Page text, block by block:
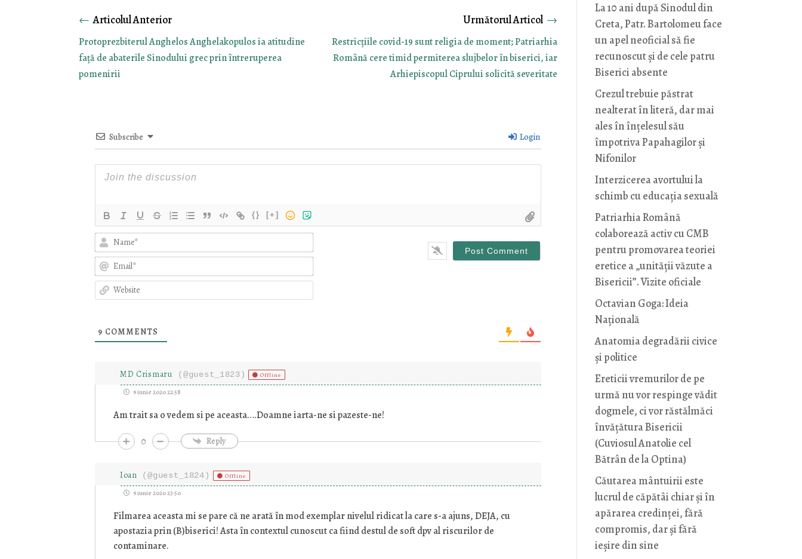
←
Protoprezbiterul Anghelos Anghelakopulos ia atitudine
față de abaterile Sinodului grec prin întreruperea
pomenirii
Restricțiile covid-19 sunt religia de moment; Patriarhia
Română cere timid permiterea slujbelor în biserici, iar
Arhiepiscopul Ciprului solicită severitate
→
Subscribe Login
{} [+]
9 COMMENTS
MD Crismaru (@guest_1823) Offline
9 iunie 2020 22:58
Am trait sa o vedem si pe aceasta….Doamne iarta-ne si pazeste-ne!
0
Reply
Ioan (@guest_1824) Offline
9 iunie 2020 23:50
Filmarea aceasta mi se pare că ne arată în mod exemplar nivelul ridicat la care s-a ajuns, DEJA, cu
apostazia prin (B)biserici! Asta în contextul cunoscut ca fiind destul de soft dpv al riscurilor de
contaminare.
La 10 ani după Sinodul din
Creta, Patr. Bartolomeu face
un apel neoficial să fie
recunoscut și de cele patru
Biserici absente
Crezul trebuie păstrat
nealterat în literă, dar mai
ales în înțelesul său
împotriva Papahagilor și
Nifonilor
Interzicerea avortului la
schimb cu educaţia sexuală
Patriarhia Română
colaborează activ cu CMB
pentru promovarea teoriei
eretice a „unității văzute a
Bisericii”. Vizite oficiale
Octavian Goga: Ideia
Naţională
Anatomia degradării civice
și politice
Ereticii vremurilor de pe
urmă nu vor respinge vădit
dogmele, ci vor răstălmăci
învățătura Bisericii
(Cuviosul Anatolie cel
Bătrân de la Optina)
Căutarea mântuirii este
lucrul de căpătâi chiar și în
apărarea credinței, fără
compromis, dar și fără
ieșire din sine